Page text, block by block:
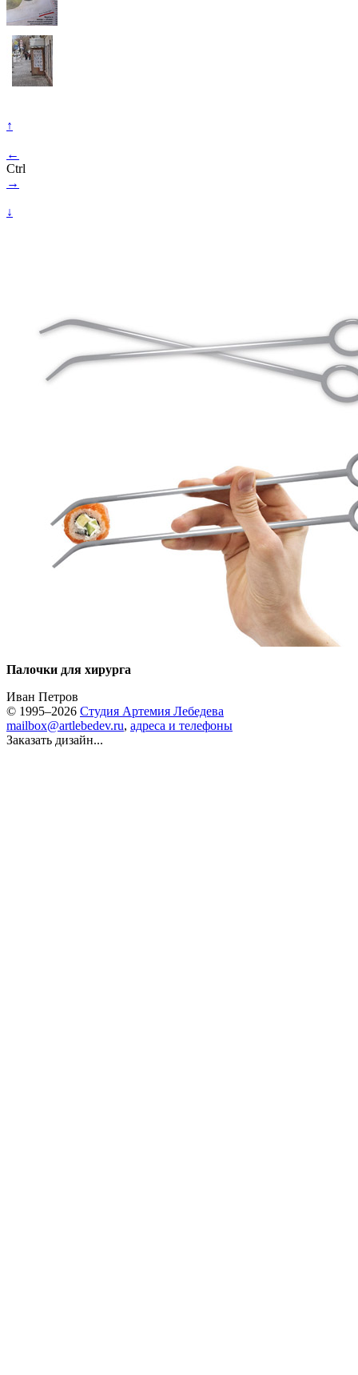
↑
←
Ctrl
→
↓
Палочки для хирурга
Иван Петров
© 1995–2026 Студия Артемия Лебедева
mailbox@artlebedev.ru, адреса и телефоны
Заказать дизайн...